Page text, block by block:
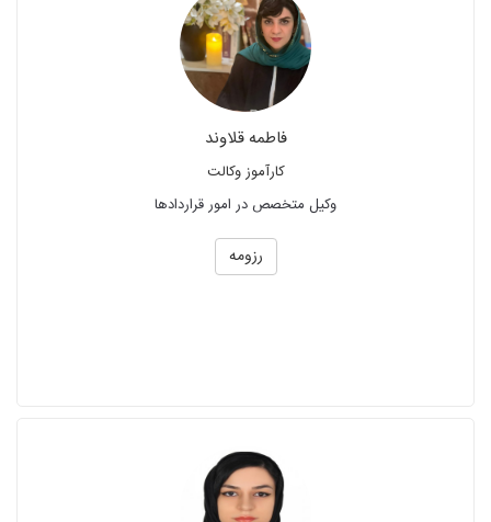
فاطمه قلاوند
کارآموز وکالت
وکیل متخصص در امور قراردادها
رزومه